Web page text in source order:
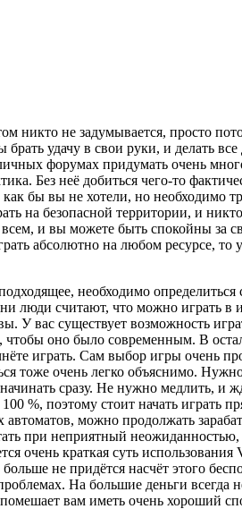
никто не задумывается, просто
удачу в свои руки, и делать все
форумах придумать очень
Без неё добиться чего-то
бы вы не хотели, но необходимо
на безопасной территории, и
и вы можете быть спокойны за
абсолютно на любом ресурсе, то
необходимо
люди считают, что можно играть в
У вас существует возможность
чтобы оно было современным. В
играть. Сам выбор игры очень
тоже очень легко объяснимо.
сразу. Не нужно медлить, и
%, поэтому стоит начать играть
можно продолжать
при неприятный неожиданностью,
очень краткая суть
не придётся насчёт этого
На большие деньги всегда
вам иметь очень хороший